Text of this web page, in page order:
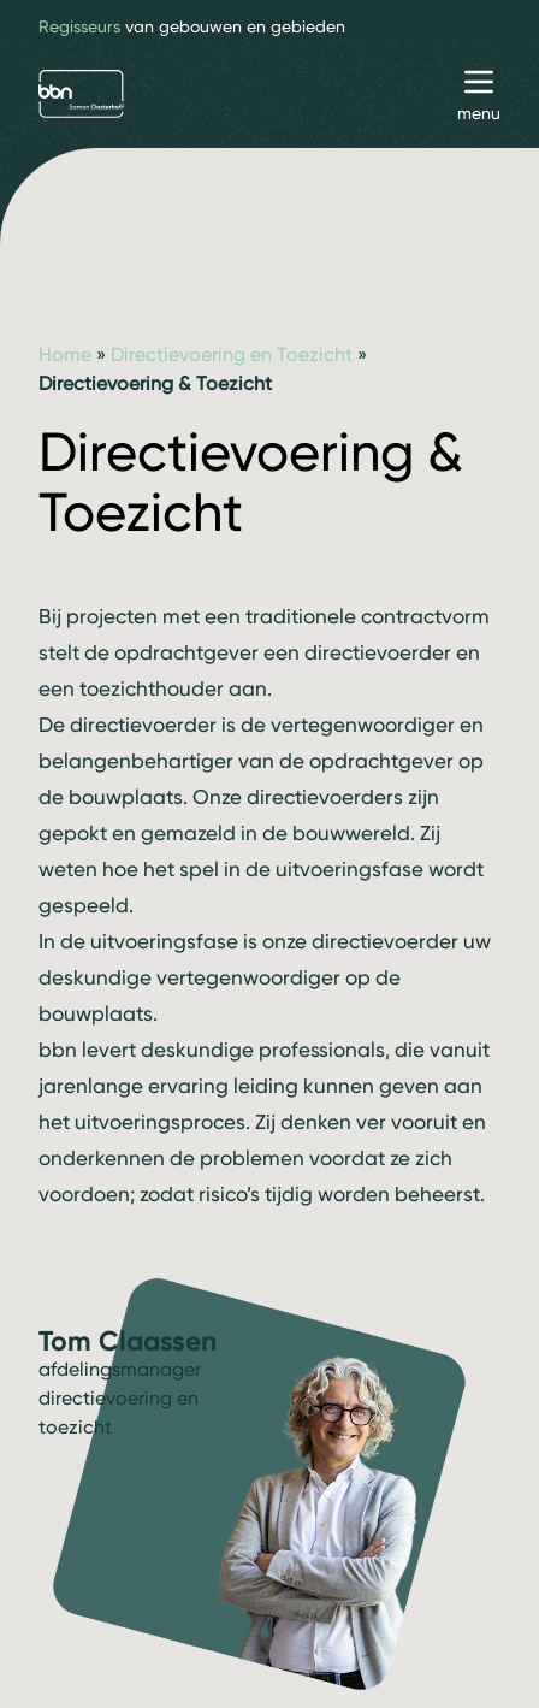
Regisseurs van gebouwen en gebieden
bbn adviseurs
menu
Home » Directievoering en Toezicht »
Directievoering & Toezicht
Directievoering &
Toezicht
Bij projecten met een traditionele contractvorm
stelt de opdrachtgever een directievoerder en
een toezichthouder aan.
De directievoerder is de vertegenwoordiger en
belangenbehartiger van de opdrachtgever op
de bouwplaats. Onze directievoerders zijn
gepokt en gemazeld in de bouwwereld. Zij
weten hoe het spel in de uitvoeringsfase wordt
gespeeld.
In de uitvoeringsfase is onze directievoerder uw
deskundige vertegenwoordiger op de
bouwplaats.
bbn levert deskundige professionals, die vanuit
jarenlange ervaring leiding kunnen geven aan
het uitvoeringsproces. Zij denken ver vooruit en
onderkennen de problemen voordat ze zich
voordoen; zodat risico’s tijdig worden beheerst.
Tom Claassen
afdelingsmanager
directievoering en
toezicht